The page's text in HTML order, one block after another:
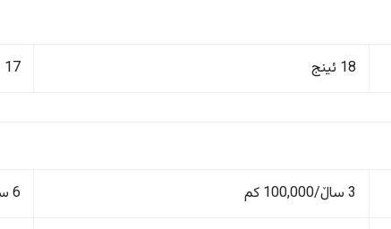
18 ئینج 17 ئینج
3 ساڵ/100,000 کم 6 ساڵ/200,000 کم